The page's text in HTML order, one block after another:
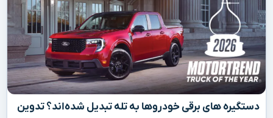
دستگیره‌ های برقی خودروها به تله تبدیل شده‌اند؟ تدوین